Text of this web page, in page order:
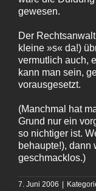
gewesen.
Der
kleine »s« da!)
vermutlich auch,
kann man sein,
vorausgesetzt.
(Manchmal hat
Grund nur ein
so nichtiger ist.
behaupte!), dann
geschmacklos.)
7. Juni 2006 |